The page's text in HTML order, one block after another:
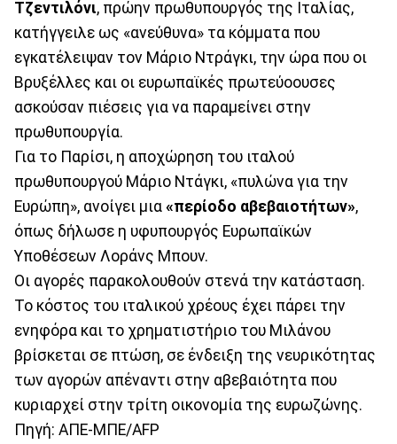
Τζεντιλόνι, πρώην πρωθυπουργός της Ιταλίας,
κατήγγειλε ως «ανεύθυνα» τα κόμματα που
εγκατέλειψαν τον Μάριο Ντράγκι, την ώρα που οι
Βρυξέλλες και οι ευρωπαϊκές πρωτεύοουσες
ασκούσαν πιέσεις για να παραμείνει στην
πρωθυπουργία.
Για το Παρίσι, η αποχώρηση του ιταλού
πρωθυπουργού Μάριο Ντάγκι, «πυλώνα για την
Ευρώπη», ανοίγει μια «περίοδο αβεβαιοτήτων»,
όπως δήλωσε η υφυπουργός Ευρωπαϊκών
Υποθέσεων Λοράνς Μπουν.
Οι αγορές παρακολουθούν στενά την κατάσταση.
Το κόστος του ιταλικού χρέους έχει πάρει την
ενηφόρα και το χρηματιστήριο του Μιλάνου
βρίσκεται σε πτώση, σε ένδειξη της νευρικότητας
των αγορών απέναντι στην αβεβαιότητα που
κυριαρχεί στην τρίτη οικονομία της ευρωζώνης.
Πηγή: ΑΠΕ-ΜΠΕ/AFP